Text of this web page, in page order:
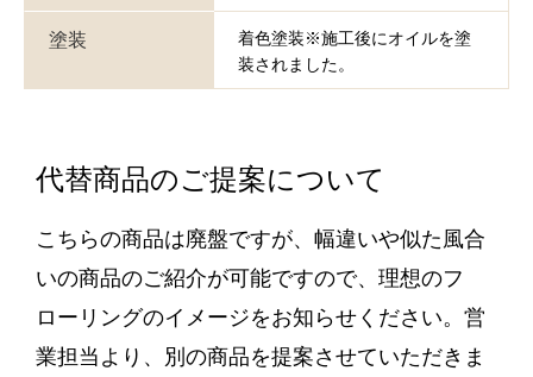
塗装
着色塗装※施工後にオイルを塗
装されました。
代替商品のご提案について
こちらの商品は廃盤ですが、幅違いや似た風合
いの商品のご紹介が可能ですので、理想のフ
ローリングのイメージをお知らせください。営
業担当より、別の商品を提案させていただきま